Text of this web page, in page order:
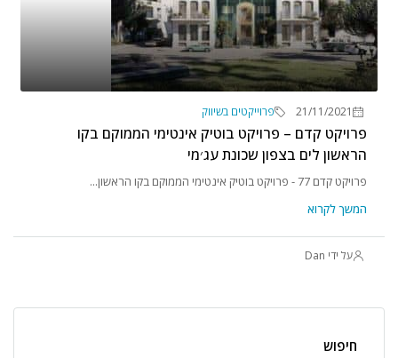
21/11/2021 פרוייקטים בשיווק
פרויקט קדם – פרויקט בוטיק אינטימי הממוקם בקו
הראשון לים בצפון שכונת עג׳מי
פרויקט קדם 77 - פרויקט בוטיק אינטימי הממוקם בקו הראשון...
המשך לקרוא
על ידי Dan
חיפוש